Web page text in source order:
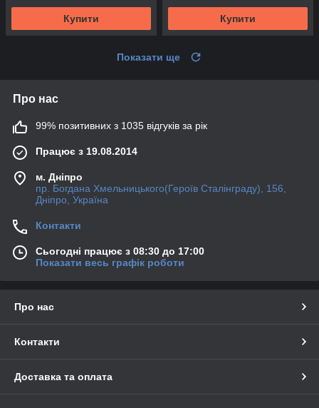
Купити Купити
Показати ще
Про нас
99% позитивних з 1035 відгуків за рік
Працює з 19.08.2014
м. Дніпро
пр. Богдана Хмельницького(Героїв Сталінграду), 156,
Дніпро, Україна
Контакти
Сьогодні працює з 08:30 до 17:00
Показати весь графік роботи
Про нас
Контакти
Доставка та оплата